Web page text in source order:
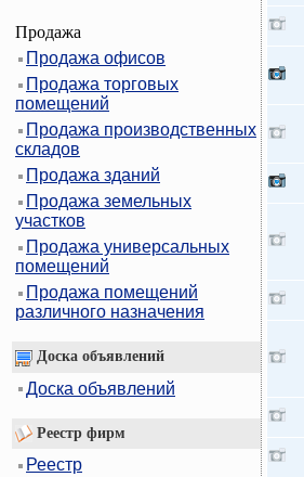
Продажа
Продажа офисов
Продажа торговых
помещений
Продажа производственных
складов
Продажа зданий
Продажа земельных
участков
Продажа универсальных
помещений
Продажа помещений
различного назначения
Доска объявлений
Доска объявлений
Реестр фирм
Реестр